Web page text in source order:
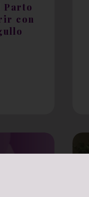
Parto
con